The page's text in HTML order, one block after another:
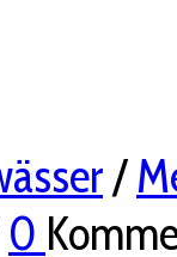
/
0